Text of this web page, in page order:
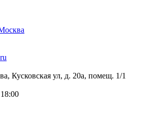
Кусковская ул, д. 20а, помещ. 1/1